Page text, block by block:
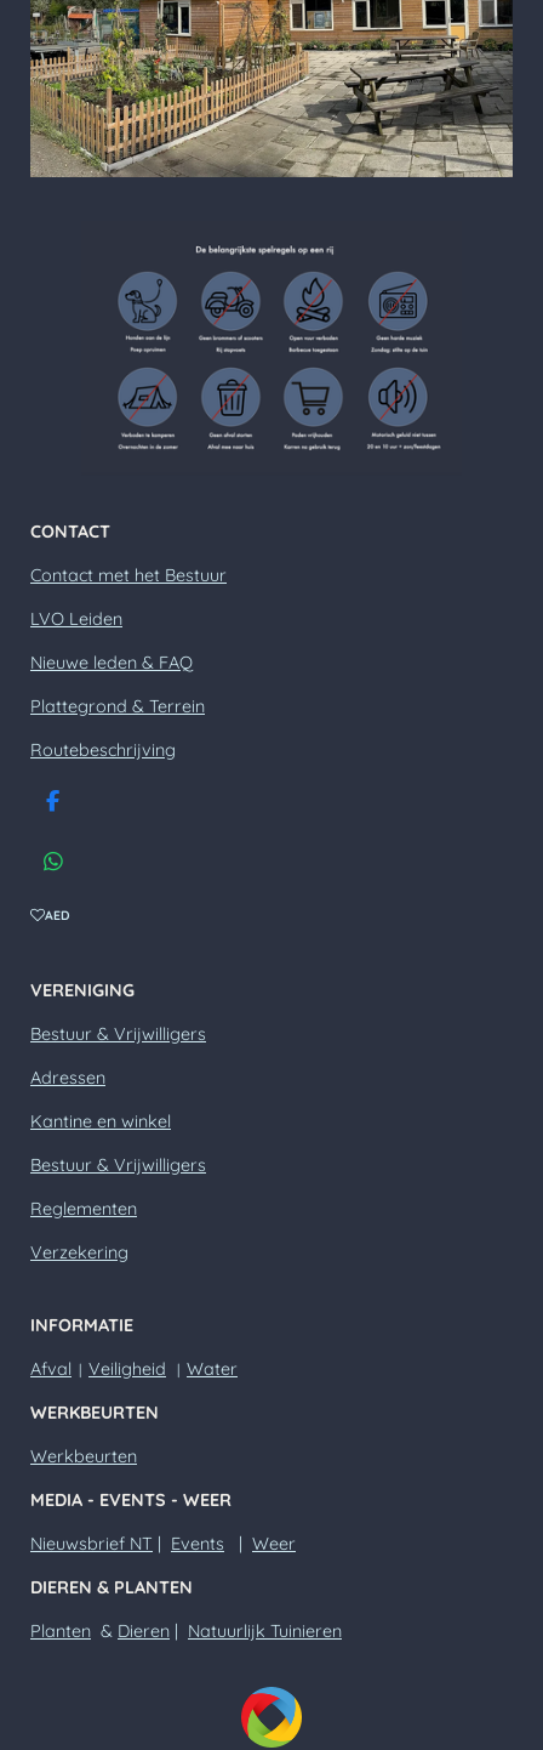
CONTACT
Contact met het Bestuur
LVO Leiden
Nieuwe leden & FAQ
Plattegrond & Terrein
Routebeschrijving
F
c
e
o
W
a
A
p
p
AED
VERENIGING
Bestuur & Vrijwilligers
Adressen
Kantine en winkel
Bestuur & Vrijwilligers
Reglementen
Verzekering
INFORMATIE
Afval | Veiligheid | Water
WERKBEURTEN
Werkbeurten
MEDIA - EVENTS - WEER
Nieuwsbrief NT | Events | Weer
DIEREN & PLANTEN
Planten & Dieren | Natuurlijk Tuinieren